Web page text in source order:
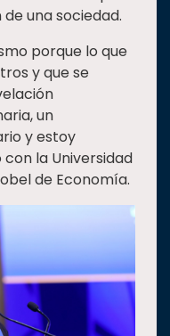
una sociedad.
porque lo que
y que se
un
y estoy
la Universidad
de Economía.